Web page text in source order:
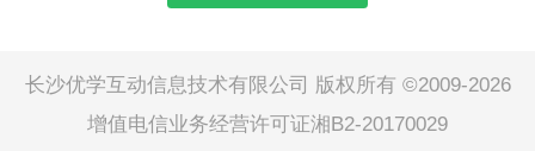
长沙优学互动信息技术有限公司 版权所有 ©2009-2026
增值电信业务经营许可证湘B2-20170029